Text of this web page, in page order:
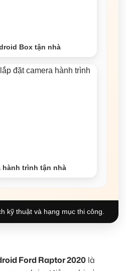
Box tận nhà
hành trình tận nhà
kỹ thuật và hạng mục thi công.
Ford Raptor 2020 là